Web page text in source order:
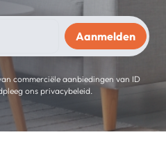
commerciële aanbiedingen van ID
ons privacybeleid.